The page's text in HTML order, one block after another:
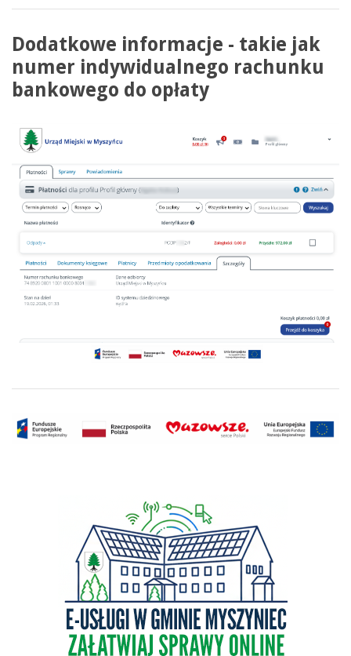
Dodatkowe informacje - takie jak
numer indywidualnego rachunku
bankowego do opłaty